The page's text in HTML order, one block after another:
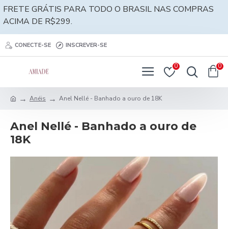
FRETE GRÁTIS PARA TODO O BRASIL NAS COMPRAS
ACIMA DE R$299.
CONECTE-SE INSCREVER-SE
0 0
Anéis Anel Nellé - Banhado a ouro de 18K
Anel Nellé - Banhado a ouro de
18K